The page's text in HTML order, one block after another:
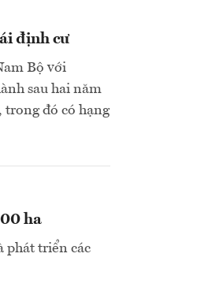
định cư
Bộ với
sau hai năm
trong đó có hạng
ha
phát triển các